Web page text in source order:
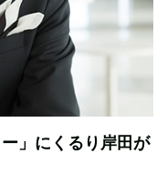
」にくるり岸田が